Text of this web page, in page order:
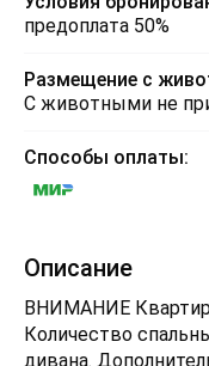
предоплата 50%
Размещение с
С животными не
Способы оплаты:
Описание
ВНИМАНИЕ
Количество
дивана.